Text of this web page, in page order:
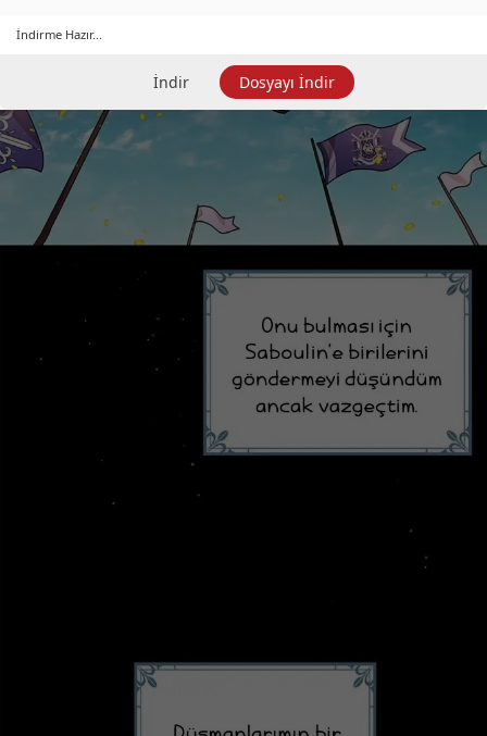
İndirme Hazır...
İndir Dosyayı İndir